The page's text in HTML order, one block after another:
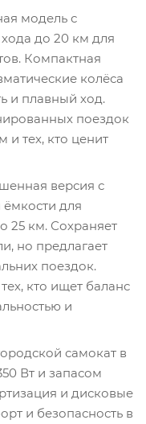
модель с
до 20 км для
Компактная
колёса
и плавный ход.
поездок
тех, кто ценит
версия с
для
25 км. Сохраняет
но предлагает
поездок.
кто ищет баланс
и
самокат в
Вт и запасом
и дисковые
и безопасность в